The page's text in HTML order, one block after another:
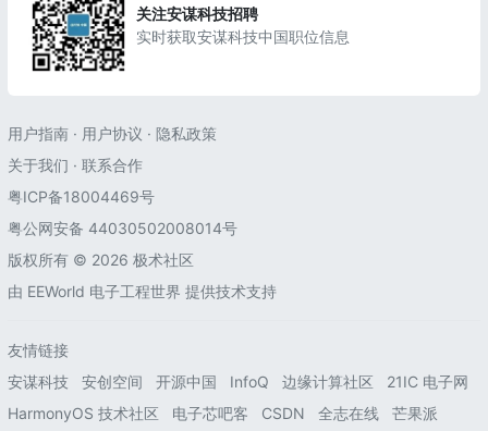
关注安谋科技招聘
实时获取安谋科技中国职位信息
用户指南 · 用户协议 · 隐私政策
关于我们 · 联系合作
粤ICP备18004469号
粤公网安备 44030502008014号
版权所有 © 2026 极术社区
由 EEWorld 电子工程世界 提供技术支持
友情链接
安谋科技
安创空间 开源中国 InfoQ 边缘计算社区
21IC 电子网
HarmonyOS 技术社区
电子芯吧客 CSDN 全志在线 芒果派